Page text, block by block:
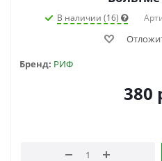
В наличии (16)
Бренд: РИФ
380